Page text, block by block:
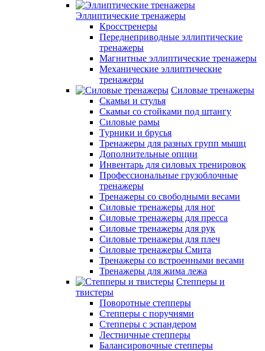
Эллиптические тренажеры
Кросстренеры
Переднеприводные эллиптические
тренажеры
Магнитные эллиптические тренажеры
Механические эллиптические
тренажеры
Силовые тренажеры
Скамьи и стулья
Скамьи со стойками под штангу
Силовые рамы
Турники и брусья
Тренажеры для разных групп мышц
Дополнительные опции
Инвентарь для силовых тренировок
Профессиональные грузоблочные
тренажеры
Тренажеры со свободными весами
Силовые тренажеры для ног
Силовые тренажеры для пресса
Силовые тренажеры для рук
Силовые тренажеры для плеч
Силовые тренажеры Смита
Тренажеры со встроенными весами
Тренажеры для жима лежа
Степперы и
твистеры
Поворотные степперы
Степперы с поручнями
Степперы с эспандером
Лестничные степперы
Балансировочные степперы